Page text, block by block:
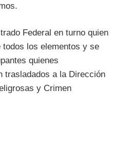
Federal en turno quien
los elementos y se
quienes
trasladados a la Dirección
y Crimen